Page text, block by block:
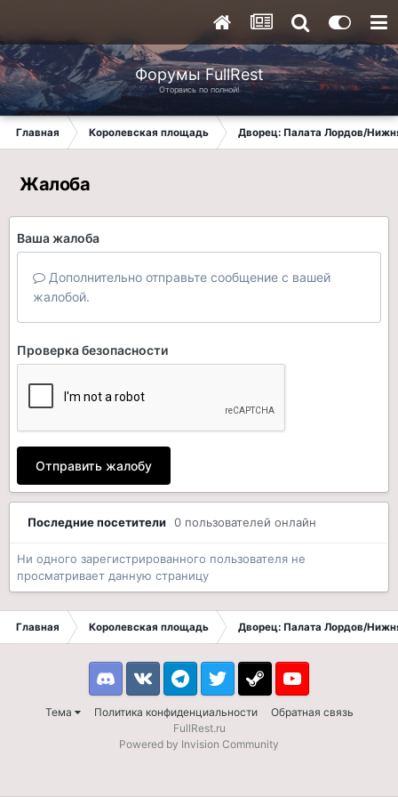
Форумы FullRest
Оторвись по полной!
Главная Королевская площадь Дворец: Палата Лордов/
Жалоба
Ваша жалоба
Дополнительно отправьте сообщение с вашей
жалобой.
Проверка безопасности
Отправить жалобу
Последние посетители 0 пользователей онлайн
Ни одного зарегистрированного пользователя не
просматривает данную страницу
Главная Королевская площадь Дворец: Палата Лордов/
Тема Политика конфиденциальности Обратная связь
DiscordVK TelegramTwitter Steam Youtube
FullRest.ru
Powered by Invision Community